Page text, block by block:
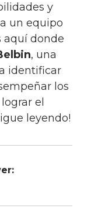
y
un equipo
aquí donde
, una
identificar
los
el
leyendo!